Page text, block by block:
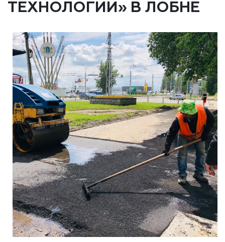
ТЕХНОЛОГИИ» В ЛОБНЕ